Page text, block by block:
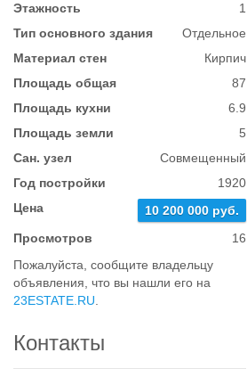
Этажность
1
Тип основного здания
Отдельное
Материал стен
Кирпич
Площадь общая
87
Площадь кухни
6.9
Площадь земли
5
Сан. узел
Совмещенный
Год постройки
1920
Цена
10 200 000 руб.
Просмотров
16
Пожалуйста, сообщите владельцу
объявления, что вы нашли его на
23ESTATE.RU
Контакты